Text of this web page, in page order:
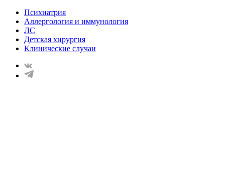
Психиатрия
Аллергология и иммунология
ЛС
Детская хирургия
Клинические случаи